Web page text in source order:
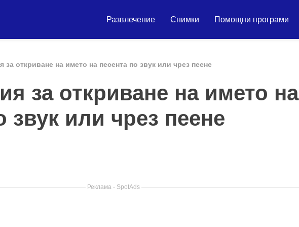
Развлечение Снимки Помощни програми
за откриване на името на песента по звук или чрез пеене
за откриване на името на
звук или чрез пеене
Реклама - SpotAds